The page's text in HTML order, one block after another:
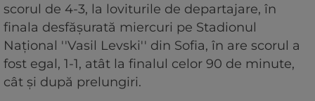
scorul de 4-3, la loviturile de departajare, în
finala desfăşurată miercuri pe Stadionul
Naţional ''Vasil Levski'' din Sofia, în are scorul a
fost egal, 1-1, atât la finalul celor 90 de minute,
cât şi după prelungiri.